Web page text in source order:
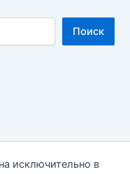
Поиск
исключительно в